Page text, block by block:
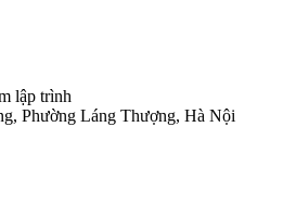
lập trình
Phường Láng Thượng, Hà Nội